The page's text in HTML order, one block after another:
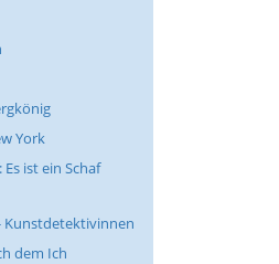
York
ist ein Schaf
Kunstdetektivinnen
dem Ich